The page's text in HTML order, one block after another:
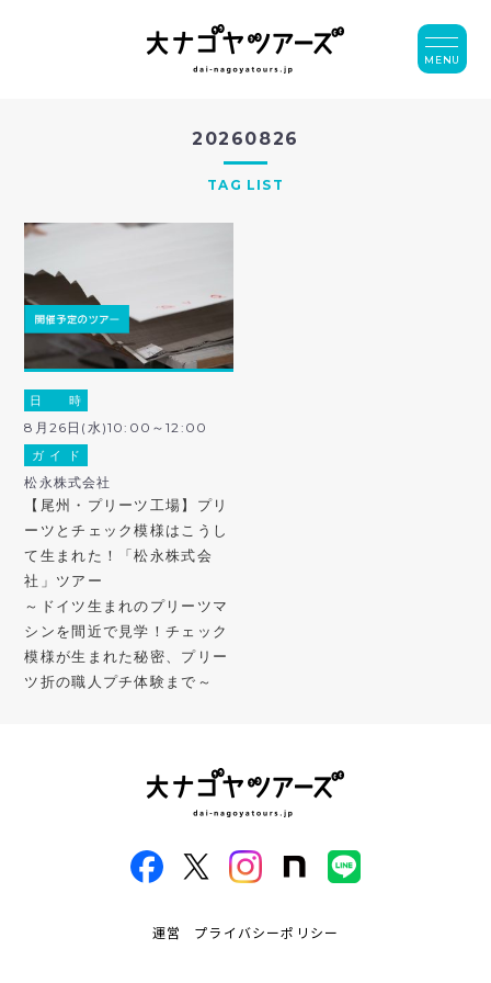
20260826
TAG LIST
日 時
8月26日(水)10:00～12:00
ガ イ ド
松永株式会社
【尾州・プリーツ工場】プリ
ーツとチェック模様はこうし
て生まれた！「松永株式会
社」ツアー
～ドイツ生まれのプリーツマ
シンを間近で見学！チェック
模様が生まれた秘密、プリー
ツ折の職人プチ体験まで～
運営 プライバシーポリシー
MENU